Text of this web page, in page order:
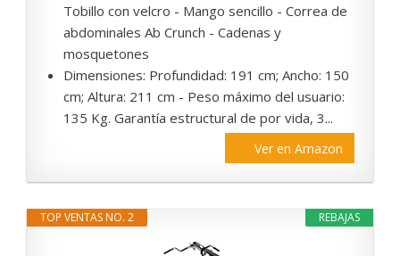
Tobillo con velcro - Mango sencillo - Correa de
abdominales Ab Crunch - Cadenas y
mosquetones
Dimensiones: Profundidad: 191 cm; Ancho: 150
cm; Altura: 211 cm - Peso máximo del usuario:
135 Kg. Garantía estructural de por vida, 3...
Ver en Amazon
REBAJAS
TOP VENTAS NO. 2